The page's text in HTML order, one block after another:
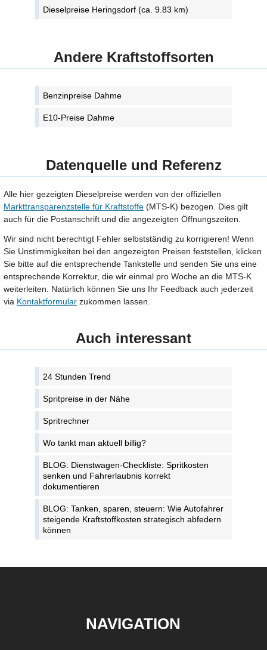
Dieselpreise Heringsdorf (ca. 9.83 km)
Andere Kraftstoffsorten
Benzinpreise Dahme
E10-Preise Dahme
Datenquelle und Referenz
Alle hier gezeigten Dieselpreise werden von der offiziellen
Markttransparenzstelle für Kraftstoffe (MTS-K) bezogen. Dies gilt
auch für die Postanschrift und die angezeigten Öffnungszeiten.
Wir sind nicht berechtigt Fehler selbstständig zu korrigieren! Wenn
Sie Unstimmigkeiten bei den angezeigten Preisen feststellen, klicken
Sie bitte auf die entsprechende Tankstelle und senden Sie uns eine
entsprechende Korrektur, die wir einmal pro Woche an die MTS-K
weiterleiten. Natürlich können Sie uns Ihr Feedback auch jederzeit
via Kontaktformular zukommen lassen.
Auch interessant
24 Stunden Trend
Spritpreise in der Nähe
Spritrechner
Wo tankt man aktuell billig?
BLOG: Dienstwagen-Checkliste: Spritkosten
senken und Fahrerlaubnis korrekt
dokumentieren
BLOG: Tanken, sparen, steuern: Wie Autofahrer
steigende Kraftstoffkosten strategisch abfedern
können
NAVIGATION